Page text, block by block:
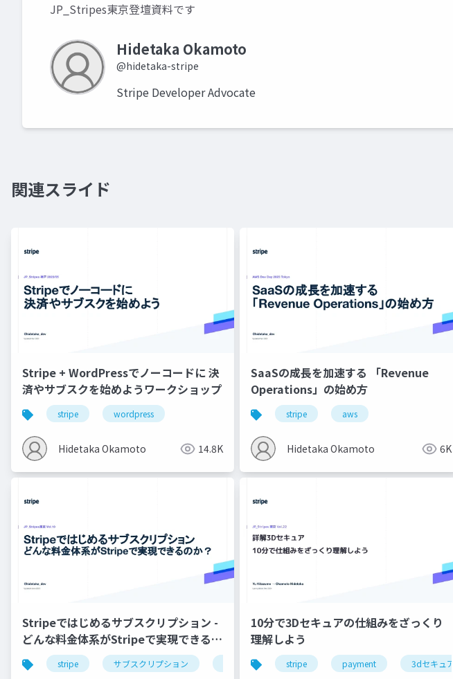
JP_Stripes東京登壇資料です
Hidetaka Okamoto
@hidetaka-stripe
Stripe Developer Advocate
関連スライド
Stripe + WordPressでノーコードに 決
済やサブスクを始めようワークショップ
stripe wordpress
Hidetaka Okamoto 14.8K
SaaSの成長を加速する 「Revenue
Operations」の始め方
stripe aws
Hidetaka Okamoto 6K
Stripeではじめるサブスクリプション -
どんな料金体系がStripeで実現できるの
か？ / JP_Stripes Tokyo 202309
stripe サブスクリプション 決済システム
10分で3Dセキュアの仕組みをざっくり
理解しよう
stripe payment 3dセキュア